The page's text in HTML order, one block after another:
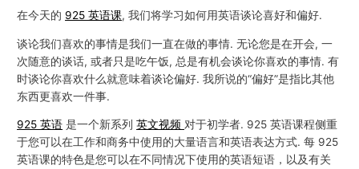
在今天的 925 英语课, 我们将学习如何用英语谈论喜好和偏好.
谈论我们喜欢的事情是我们一直在做的事情. 无论您是在开会, 一
次随意的谈话, 或者只是吃午饭, 总是有机会谈论你喜欢的事情. 有
时谈论你喜欢什么就意味着谈论偏好. 我所说的“偏好”是指比其他
东西更喜欢一件事.
925 英语 是一个新系列英文视频对于初学者. 925 英语课程侧重
于您可以在工作和商务中使用的大量语言和英语表达方式. 每 925
英语课的特色是您可以在不同情况下使用的英语短语，以及有关